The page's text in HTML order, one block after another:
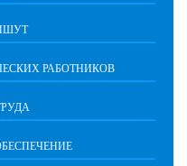
РАБОТНИКОВ